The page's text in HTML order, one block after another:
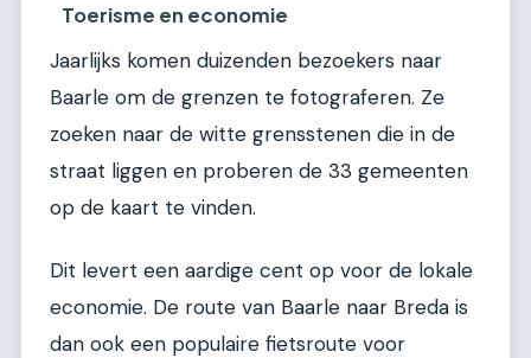
Toerisme en economie
Jaarlijks komen duizenden bezoekers naar
Baarle om de grenzen te fotograferen. Ze
zoeken naar de witte grensstenen die in de
straat liggen en proberen de 33 gemeenten
op de kaart te vinden.
Dit levert een aardige cent op voor de lokale
economie. De route van Baarle naar Breda is
dan ook een populaire fietsroute voor